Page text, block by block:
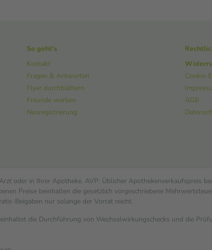
So geht's
Kontakt
Fragen & Antworten
Flyer durchblättern
Freunde werben
Neuregistrierung
Cookie-
AGB
oder in Ihrer Apotheke. AVP: Üblicher Apothekenverkaufspreis
Preise beinhalten die gesetzlich vorgeschriebene
Beigaben nur solange der Vorrat reicht.
die Durchführung von Wechselwirkungschecks und die